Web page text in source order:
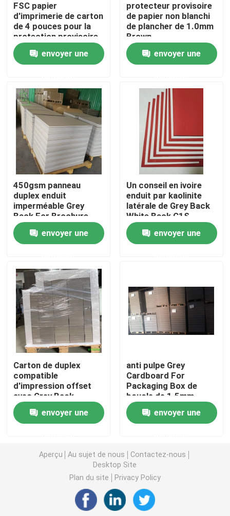
Produits
Au sujet de nous
Visite d'usine
Contrôle de qualité
Contactez-nous
Demandez une citation
Parqueter le papier de protection
Protection de plancher de papier d'emballage
Papier de revêtement de sol de construction
Papier d'imprimerie de carton
Feuilles parquetantes imperméables
Revêtement de sol protecteur provisoire
Ruban adhésif respirable
Papier de petit pain de emballage
FSC papier
d'imprimerie de carton
de 4 pouces pour la
protection provisoire
de porte
envoyer une
protecteur provisoire
de papier non blanchi
de plancher de 1.0mm
Brown
envoyer une
450gsm panneau
duplex enduit
imperméable Grey
Back For Brochure
envoyer une
Un conseil en ivoire
enduit par kaolinite
latérale de Grey Back
White Back C1S
envoyer une
Carton de duplex
compatible
d'impression offset
avec Grey Back
envoyer une
anti pulpe Grey
Cardboard For
Packaging Box de
boucle de 1.5mm
2.0mm
envoyer une
Aperçu Au sujet de nous
Contactez-nous
Desktop Site
Plan du site
Privacy Policy